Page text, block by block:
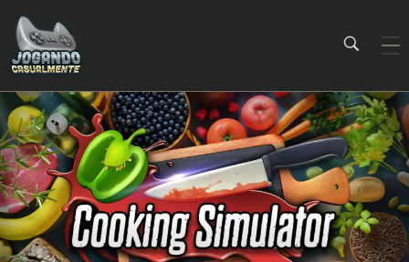
Jogando Casualmente
Conteúdo family friendly sobre games! Desde 2019 analisando jogos.